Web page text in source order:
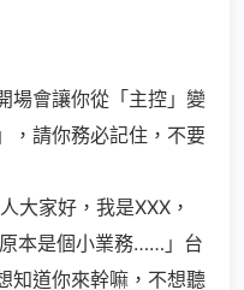
場會讓你從「主控」變
，請你務必記住，不要
大家好，我是XXX，
本是個小業務……」台
知道你來幹嘛，不想聽